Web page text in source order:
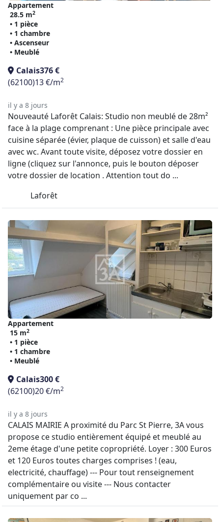
Appartement
28.5 m2
• 1 pièce
• 1 chambre
• Ascenseur
• Meublé
Calais376 €
(62100)13 €/m2
il y a 8 jours
Nouveauté Laforêt Calais: Studio non meublé de 28m²
face à la plage comprenant : Une pièce principale avec
cuisine séparée (évier, plaque de cuisson) et salle d'eau
avec wc. Avant toute visite, déposez votre dossier en
ligne (cliquez sur l'annonce, puis le bouton déposer
votre dossier de location . Attention tout do ...
Laforêt
Appartement
15 m2
• 1 pièce
• 1 chambre
• Meublé
Calais300 €
(62100)20 €/m2
il y a 8 jours
CALAIS MAIRIE A proximité du Parc St Pierre, 3A vous
propose ce studio entièrement équipé et meublé au
2eme étage d'une petite copropriété. Loyer : 300 Euros
et 120 Euros toutes charges comprises ! (eau,
electricité, chauffage) --- Pour tout renseignement
complémentaire ou visite --- Nous contacter
uniquement par co ...